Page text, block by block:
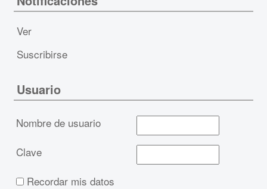
Ver
Suscribirse
Usuario
Nombre de usuario
Clave
Recordar mis datos